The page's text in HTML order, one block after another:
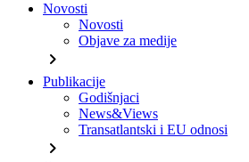
Novosti
Novosti
Objave za medije
chevron_right
Publikacije
Godišnjaci
News&Views
Transatlantski i EU odnosi
chevron_right